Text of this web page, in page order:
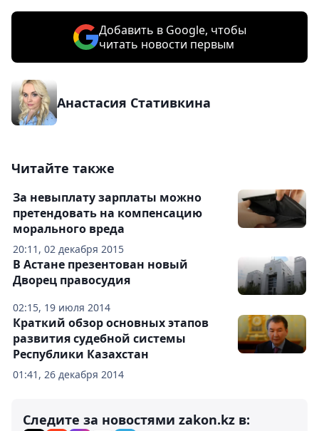
Добавить в Google, чтобы
читать новости первым
Анастасия Стативкина
Читайте также
20:11, 02 декабря 2015
За невыплату зарплаты можно
претендовать на компенсацию
морального вреда
02:15, 19 июля 2014
В Астане презентован новый
Дворец правосудия
01:41, 26 декабря 2014
Краткий обзор основных этапов
развития судебной системы
Республики Казахстан
Следите за новостями zakon.kz в: